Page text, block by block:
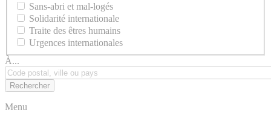
Sans-abri et mal-logés
Solidarité internationale
Traite des êtres humains
Urgences internationales
À...
Menu